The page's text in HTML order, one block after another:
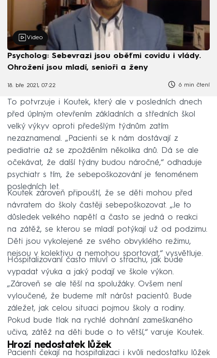
Video
Psycholog: Sebevrazi jsou oběťmi covidu i vlády.
Ohrožení jsou mladí, senioři a ženy
18. bře 2021, 07:22 6 min čtení
To potvrzuje i Koutek, který ale v posledních dnech
před úplným otevřením základních a středních škol
velký výkyv oproti předešlým týdnům zatím
nezaznamenal. „Pacienti se k nám dostávají z
pediatrie až se zpožděním několika dnů. Dá se ale
očekávat, že další týdny budou náročné,“ odhaduje
psychiatr s tím, že sebepoškozování je fenoménem
posledních let.
Koutek zároveň připouští, že se děti mohou před
návratem do školy častěji sebepoškozovat. „Je to
důsledek velkého napětí a často se jedná o reakci
na zátěž, se kterou se mladí potýkají už od podzimu.
Děti jsou vykolejené ze svého obvyklého režimu,
nejsou v kolektivu a nemohou sportovat,“ vysvětluje.
Hospitalizovaní často mluví o strachu, jak bude
vypadat výuka a jaký podají ve škole výkon.
„Zároveň se ale těší na spolužáky. Ovšem není
vyloučené, že budeme mít nárůst pacientů. Bude
záležet, jak celou situaci pojmou školy a rodiny.
Pokud bude tlak na rychlé dohnání zameškaného
učiva, zátěž na děti bude o to větší,“ varuje Koutek.
Hrozí nedostatek lůžek
Pacienti čekají na hospitalizaci i kvůli nedostatku lůžek